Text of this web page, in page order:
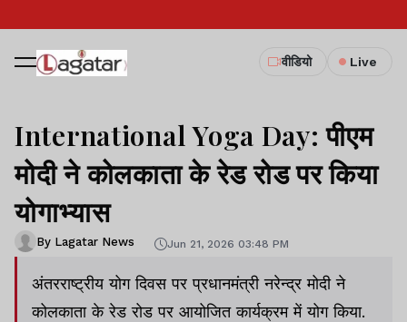
वीडियो Live
International Yoga Day: पीएम
मोदी ने कोलकाता के रेड रोड पर किया
योगाभ्यास
By Lagatar News Jun 21, 2026 03:48 PM
अंतरराष्ट्रीय योग दिवस पर प्रधानमंत्री नरेन्द्र मोदी ने
कोलकाता के रेड रोड पर आयोजित कार्यक्रम में योग किया.